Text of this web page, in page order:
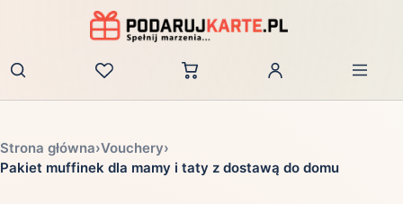
Zaloguj
Strona główna›Vouchery›
Pakiet muffinek dla mamy i taty z dostawą do domu